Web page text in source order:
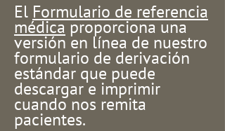
El Formulario de referencia
médicaproporciona una
versión en línea de nuestro
formulario de derivación
estándar que puede
descargar e imprimir
cuando nos remita
pacientes.